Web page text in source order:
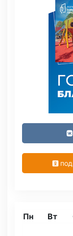
Пн Вт